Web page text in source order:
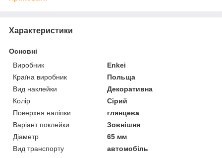
Характеристики
Основні
Виробник
Enkei
Країна виробник
Польща
Вид наклейки
Декоративна
Колір
Сірий
Поверхня наліпки
глянцева
Варіант поклейки
Зовнішня
Діаметр
65 мм
Вид транспорту
автомобіль